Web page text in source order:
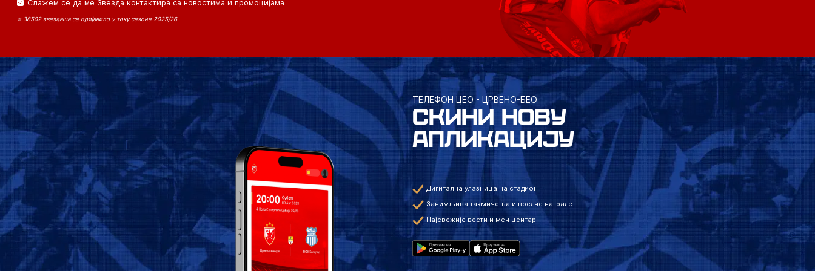
Слажем се да ме Звезда контактира са новостима и промоцијама
⭐ 38502 звездаша се пријавило у току сезоне 2025/26
ТЕЛЕФОН ЦЕО - ЦРВЕНО-БЕО
СКИНИ НОВУ
АПЛИКАЦИЈУ
Дигитална улазница на стадион
Занимљива такмичења и вредне награде
Најсвежије вести и меч центар